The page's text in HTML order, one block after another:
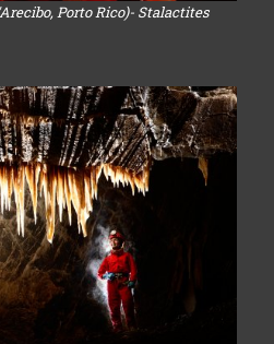
Porto Rico)- Stalactites